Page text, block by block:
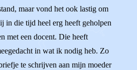
maar vond het ook lastig om
in die tijd heel erg heeft geholpen
met een docent. Die heeft
in wat ik nodig heb. Zo
te schrijven aan mijn moeder